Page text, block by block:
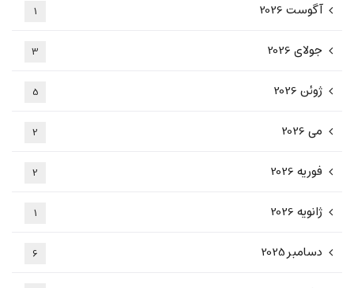
آگوست 2026 1
جولای 2026 3
ژوئن 2026 5
می 2026 2
فوریه 2026 2
ژانویه 2026 1
دسامبر 2025 6